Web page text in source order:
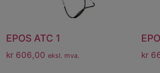
EPOS ATC 1
kr 606,00 eksl. mva. kr